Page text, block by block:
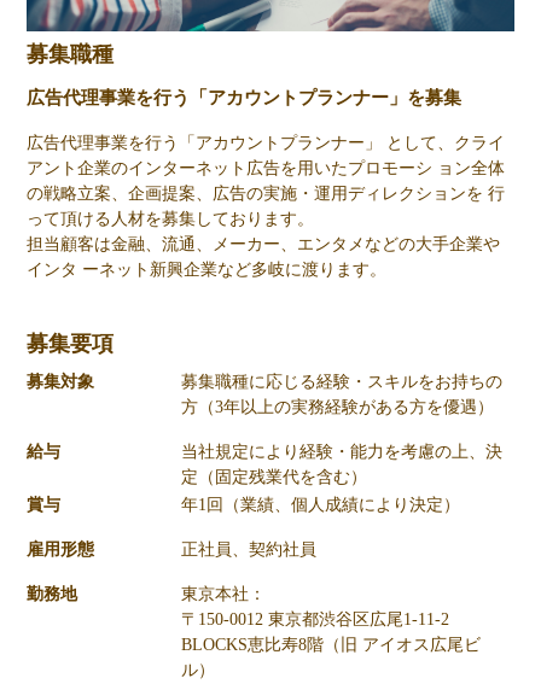
募集職種
広告代理事業を行う「アカウントプランナー」を募集
広告代理事業を行う「アカウントプランナー」 として、クライ
アント企業のインターネット広告を用いたプロモーシ ョン全体
の戦略立案、企画提案、広告の実施・運用ディレクションを 行
って頂ける人材を募集しております。
担当顧客は金融、流通、メーカー、エンタメなどの大手企業や
インタ ーネット新興企業など多岐に渡ります。
募集要項
募集対象
募集職種に応じる経験・スキルをお持ちの
方（3年以上の実務経験がある方を優遇）
給与
当社規定により経験・能力を考慮の上、決
定（固定残業代を含む）
賞与
年1回（業績、個人成績により決定）
雇用形態 正社員、契約社員
勤務地
東京本社：
〒150-0012 東京都渋谷区広尾1-11-2
BLOCKS恵比寿8階（旧 アイオス広尾ビ
ル）